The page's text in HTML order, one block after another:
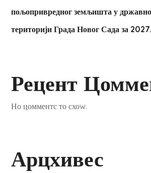
пољопривредног земљишта у
територији Града Новог Сада за
Рецент
Но цомментс то схоw.
Арцхивес